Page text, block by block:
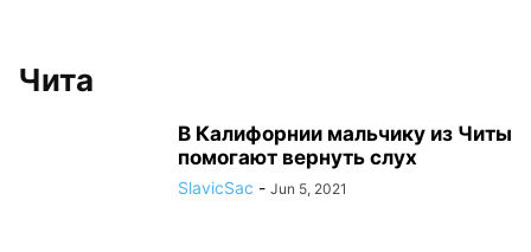
Чита
В Калифорнии мальчику из Читы
помогают вернуть слух
SlavicSac - Jun 5, 2021